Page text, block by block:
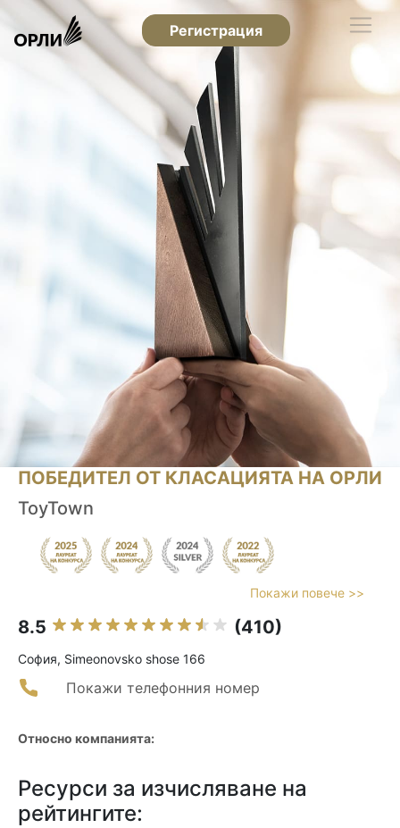
Регистрация
ПОБЕДИТЕЛ ОТ КЛАСАЦИЯТА НА ОРЛИ
ToyTown
Покажи повече >>
8.5 (410)
София, Simeonovsko shose 166
Покажи телефонния номер
Относно компанията:
Ресурси за изчисляване на
рейтингите: